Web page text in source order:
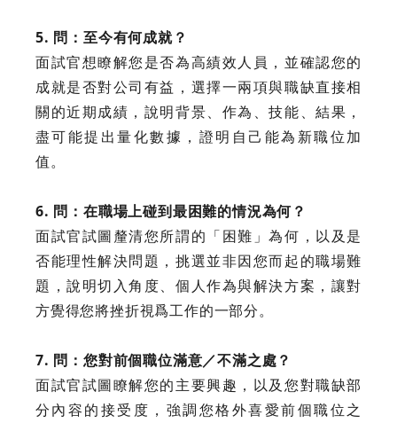
5. 問：至今有何成就？
面試官想瞭解您是否為高績效人員，並確認您的
成就是否對公司有益，選擇一兩項與職缺直接相
關的近期成績，說明背景、作為、技能、結果，
盡可能提出量化數據，證明自己能為新職位加
值。
6. 問：在職場上碰到最困難的情況為何？
面試官試圖釐清您所謂的「困難」為何，以及是
否能理性解決問題，挑選並非因您而起的職場難
題，說明切入角度、個人作為與解決方案，讓對
方覺得您將挫折視爲工作的一部分。
7. 問：您對前個職位滿意／不滿之處？
面試官試圖瞭解您的主要興趣，以及您對職缺部
分內容的接受度，強調您格外喜愛前個職位之